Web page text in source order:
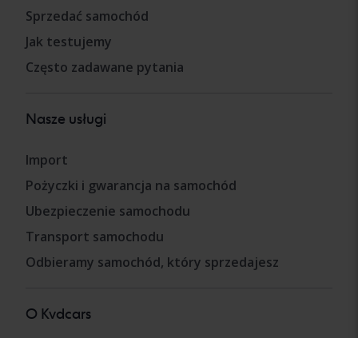
Sprzedać samochód
Jak testujemy
Często zadawane pytania
Nasze usługi
Import
Pożyczki i gwarancja na samochód
Ubezpieczenie samochodu
Transport samochodu
Odbieramy samochód, który sprzedajesz
O Kvdcars